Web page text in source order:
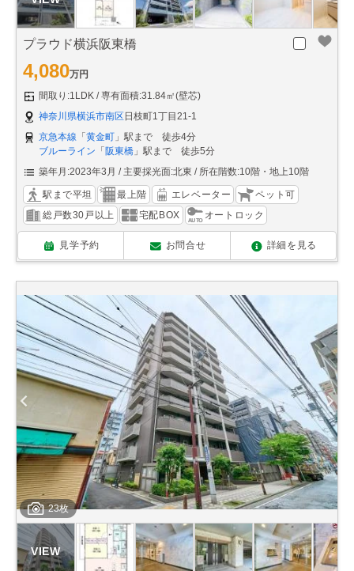
プラウド横浜阪東橋
4,080万円
間取り:1LDK
専有面積:31.84㎡(壁芯)
神奈川県横浜市南区 日枝町1丁目21-1
京急本線 「 黄金町 」駅まで 徒歩4分
ブルーライン 「 阪東橋 」駅まで 徒歩5分
築年月:2023年3月
主要採光面:北東 所在階数:10階・地上10階
駅まで平坦 最上階 エレベーター
ペット可
総戸数30戸以上
宅配BOX オートロック
見学予約 お問合せ 詳細を見る
23枚